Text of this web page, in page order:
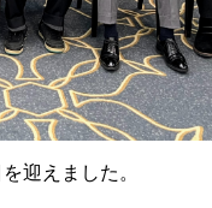
迎えました。